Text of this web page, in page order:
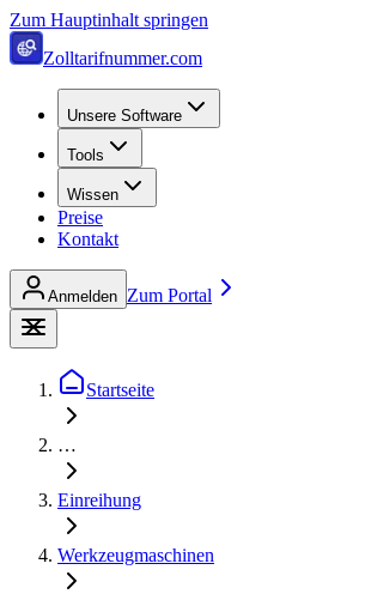
Zum Hauptinhalt springen
Zolltarifnummer.com
Unsere Software
Tools
Wissen
Preise
Kontakt
Anmelden Zum Portal
Startseite
…
Einreihung
Werkzeugmaschinen